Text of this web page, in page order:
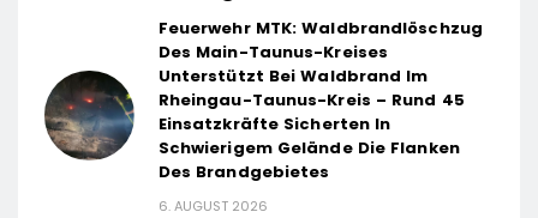
Feuerwehr MTK: Waldbrandlöschzug
Des Main-Taunus-Kreises
Unterstützt Bei Waldbrand Im
Rheingau-Taunus-Kreis – Rund 45
Einsatzkräfte Sicherten In
Schwierigem Gelände Die Flanken
Des Brandgebietes
6. AUGUST 2026